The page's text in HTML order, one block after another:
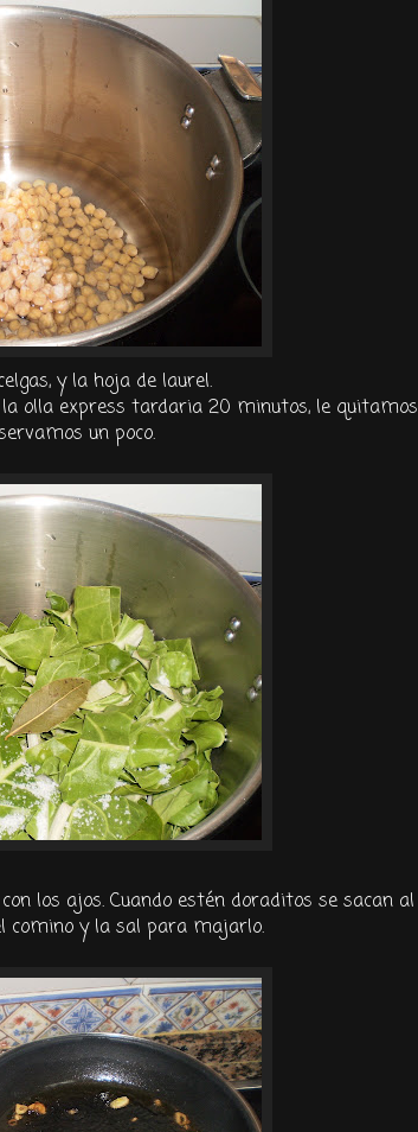
y la hoja de laurel.
olla express tardaria 20 minutos, le quitamos
un poco.
los ajos. Cuando estén doraditos se sacan al
comino y la sal para majarlo.